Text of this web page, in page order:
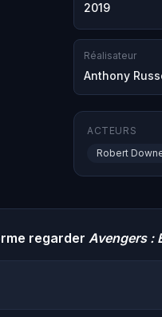
2019
Réalisateur
Anthony
ACTEURS
Robert
regarder Avengers :